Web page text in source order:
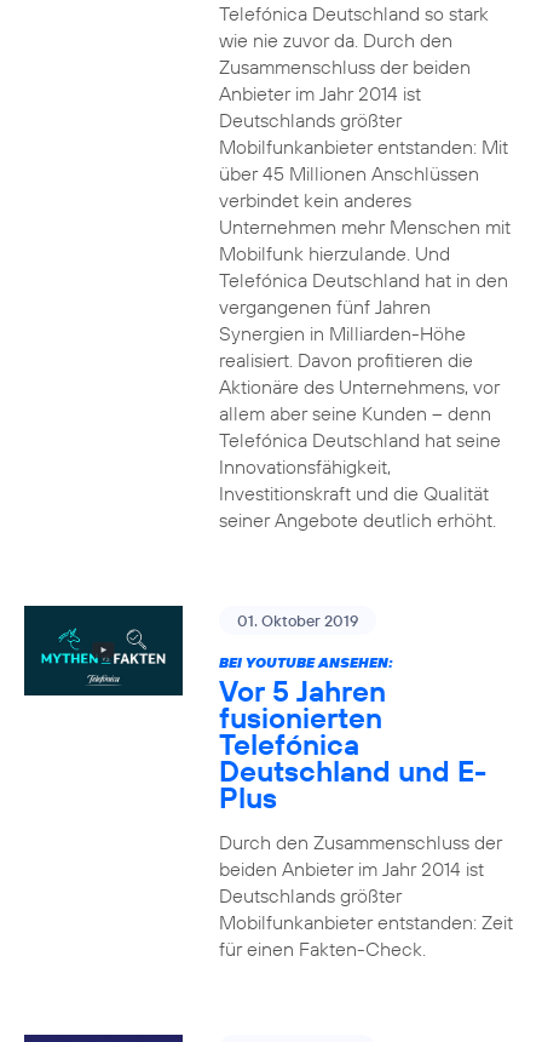
Telefónica Deutschland so stark
wie nie zuvor da. Durch den
Zusammenschluss der beiden
Anbieter im Jahr 2014 ist
Deutschlands größter
Mobilfunkanbieter entstanden: Mit
über 45 Millionen Anschlüssen
verbindet kein anderes
Unternehmen mehr Menschen mit
Mobilfunk hierzulande. Und
Telefónica Deutschland hat in den
vergangenen fünf Jahren
Synergien in Milliarden-Höhe
realisiert. Davon profitieren die
Aktionäre des Unternehmens, vor
allem aber seine Kunden – denn
Telefónica Deutschland hat seine
Innovationsfähigkeit,
Investitionskraft und die Qualität
seiner Angebote deutlich erhöht.
01. Oktober 2019
BEI YOUTUBE ANSEHEN:
Vor 5 Jahren
fusionierten
Telefónica
Deutschland und E-
Plus
Durch den Zusammenschluss der
beiden Anbieter im Jahr 2014 ist
Deutschlands größter
Mobilfunkanbieter entstanden: Zeit
für einen Fakten-Check.